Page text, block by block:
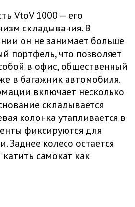
VtoV 1000 — его
складывания. В
он не занимает больше
портфель, что позволяет
в офис, общественный
в багажник автомобиля.
включает несколько
складывается
колонка утапливается в
фиксируются для
Заднее колесо остаётся
самокат как